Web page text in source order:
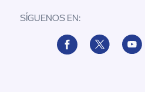
SÍGUENOS EN: